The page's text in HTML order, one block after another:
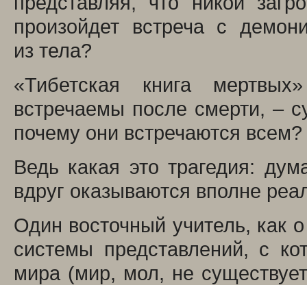
произойдет встреча с
из тела?
«Тибетская книга
встречаемы после смерти, –
почему они встречаются всем?
Ведь какая это трагедия:
вдруг оказываются вполне
Один восточный учитель, как
системы представлений, с
мира (мир, мол, не